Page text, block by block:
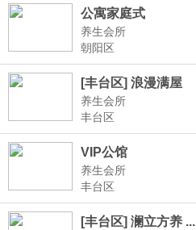
公寓家庭式
养生会所
朝阳区
[丰台区] 浪漫满屋
养生会所
丰台区
VIP公馆
养生会所
丰台区
[丰台区] 澜立方养 ...